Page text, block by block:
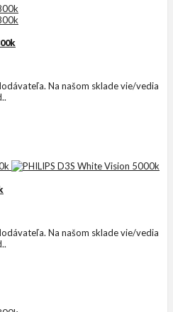
Na našom sklade vie/vedia
Na našom sklade vie/vedia